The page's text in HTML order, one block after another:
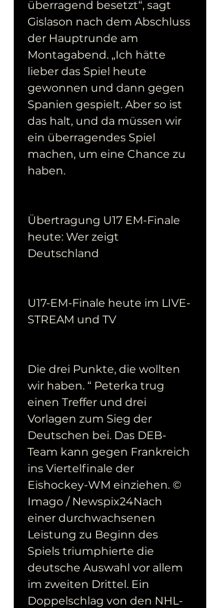
überragend besetzt“, sagt
Gislason nach dem Abschluss
der Hauptrunde am
Montagabend. „Ich hätte
lieber das Spiel heute
gewonnen und dann gegen
Spanien gespielt. Aber so ist
das halt, und da müssen wir
ein überragendes Spiel
machen, um eine Chance zu
haben.
Übertragung U17 EM-Finale
heute: Wer zeigt
Deutschland
U17-EM-Finale heute im LIVE-
STREAM und TV
Die drei Punkte, die wollten
wir haben. “ Peterka trug
einen Treffer und drei
Vorlagen zum Sieg der
Deutschen bei. Das DEB-
Team kann gegen Frankreich
ins Viertelfinale der
Eishockey-WM einziehen. ©
Imago / Newspix24Nach
einer durchwachsenen
Leistung zu Beginn des
Spiels triumphierte die
deutsche Auswahl vor allem
im zweiten Drittel. Ein
Doppelschlag von den NHL-